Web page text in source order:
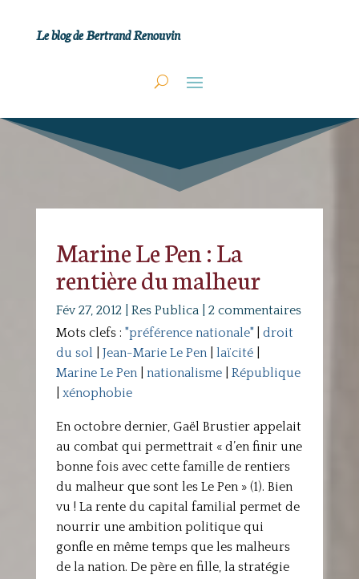
Le blog de Bertrand Renouvin
Marine Le Pen : La
rentière du malheur
Fév 27, 2012| Res Publica| 2 commentaires
Mots clefs : "préférence nationale"| droit
du sol
Jean-Marie Le Pen| laïcité|
Marine Le Pen| nationalisme| République
xénophobie
En octobre dernier, Gaël Brustier appelait
au combat qui permettrait « d’en finir une
bonne fois avec cette famille de rentiers
du malheur que sont les Le Pen » (1). Bien
vu ! La rente du capital familial permet de
nourrir une ambition politique qui
gonfle en même temps que les malheurs
de la nation. De père en fille, la stratégie